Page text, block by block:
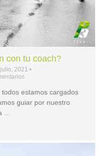
con tu coach?
2021 •
estamos cargados
guiar por nuestro
…